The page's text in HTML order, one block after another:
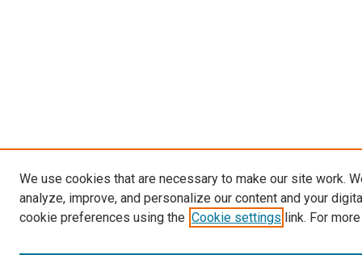
We use cookies that are necessary to make our site work.
analyze, improve, and personalize our content and your
cookie preferences using the Cookie settings link. For